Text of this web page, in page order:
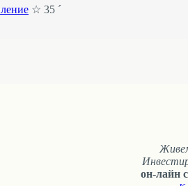
☆ 35 ´
он-лайн